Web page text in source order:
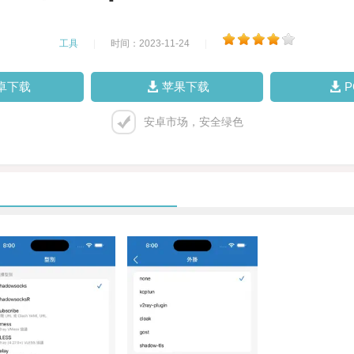
工具 时间：2023-11-24
下载 苹果下载
安卓市场，安全绿色